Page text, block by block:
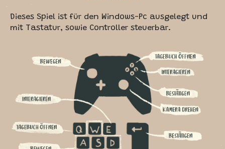
Dieses Spiel ist für den Windows-Pc ausgelegt und
mit Tastatur, sowie Controller steuerbar.